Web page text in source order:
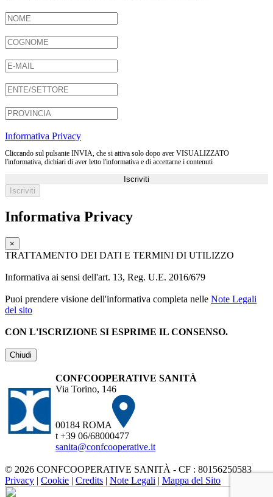
Informativa Privacy
Cliccando sul pulsante INVIA, che si attiva solo dopo aver VISUALIZZATO
l'informativa, dichiari di aver letto l'informativa e di accettarne i contenuti
Iscriviti
Informativa Privacy
×
TRATTAMENTO DEI DATI E TERMINI DI UTILIZZO
Informativa ai sensi dell'art. 13, Reg. U.E. 2016/679
Puoi prendere visione dell'informativa completa nelle Note Legali
del sito
CON L'ISCRIZIONE SI ESPRIME IL CONSENSO.
Chiudi
CONFCOOPERATIVE SANITÀ
Via Torino, 146
00184 ROMA
t +39 06/68000477
sanita@confcooperative.it
© 2026 CONFCOOPERATIVE SANITÀ - CF : 80156250583
Privacy | Cookie | Credits | Note Legali | Mappa del Sito